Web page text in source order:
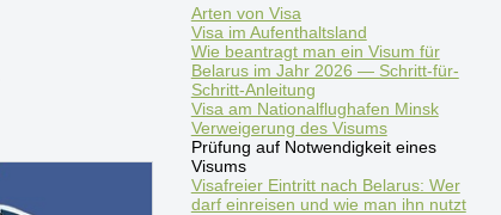
Arten von Visa
Visa im Aufenthaltsland
Wie beantragt man ein Visum für
Belarus im Jahr 2026 — Schritt-für-
Schritt-Anleitung
Visa am Nationalflughafen Minsk
Verweigerung des Visums
Prüfung auf Notwendigkeit eines
Visums
Visafreier Eintritt nach Belarus: Wer
darf einreisen und wie man ihn nutzt